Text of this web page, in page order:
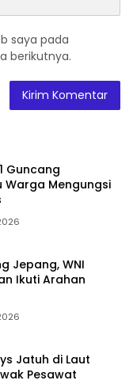
saya pada
berikutnya.
Guncang
Warga Mengungsi
Jepang, WNI
Ikuti Arahan
Jatuh di Laut
Pesawat